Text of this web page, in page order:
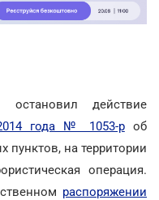
остановил действие
года № 1053-роб
пунктов, на территории
операция.
распоряжении